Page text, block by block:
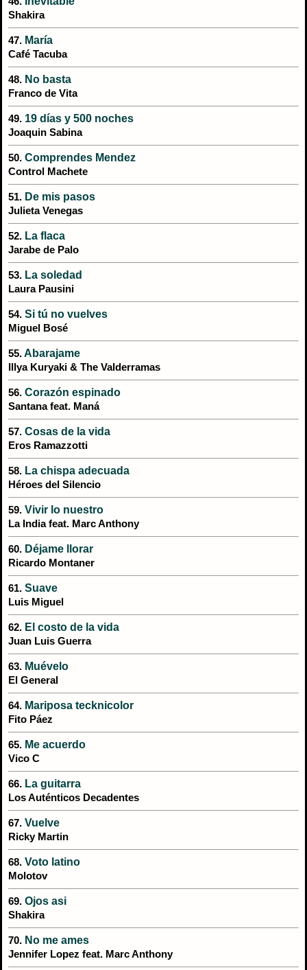
Shakira
47. María
Café Tacuba
48. No basta
Franco de Vita
49. 19 días y 500 noches
Joaquin Sabina
50. Comprendes Mendez
Control Machete
51. De mis pasos
Julieta Venegas
52. La flaca
Jarabe de Palo
53. La soledad
Laura Pausini
54. Si tú no vuelves
Miguel Bosé
55.Abarajame
Illya Kuryaki & The Valderramas
56. Corazón espinado
Santana feat. Maná
57. Cosas de la vida
Eros Ramazzotti
58. La chispa adecuada
Héroes del Silencio
59. Vivir lo nuestro
La India feat. Marc Anthony
60. Déjame llorar
Ricardo Montaner
61. Suave
Luis Miguel
62. El costo de la vida
Juan Luis Guerra
63. Muévelo
El General
64. Mariposa tecknicolor
Fito Páez
65. Me acuerdo
Vico C
66. La guitarra
Los Auténticos Decadentes
67. Vuelve
Ricky Martin
68. Voto latino
Molotov
69. Ojos asi
Shakira
70. No me ames
Jennifer Lopez feat. Marc Anthony